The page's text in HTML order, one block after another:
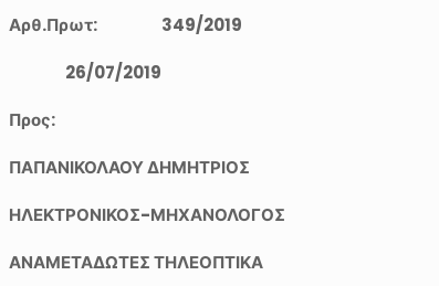
Αρθ.Πρωτ: 349/2019
26/07/2019
Προς:
ΠΑΠΑΝΙΚΟΛΑΟΥ ΔΗΜΗΤΡΙΟΣ
ΗΛΕΚΤΡΟΝΙΚΟΣ-ΜΗΧΑΝΟΛΟΓΟΣ
ΑΝΑΜΕΤΑΔΩΤΕΣ ΤΗΛΕΟΠΤΙΚΑ